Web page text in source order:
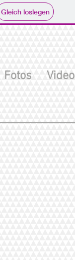
Gleich loslegen
Fotos Video